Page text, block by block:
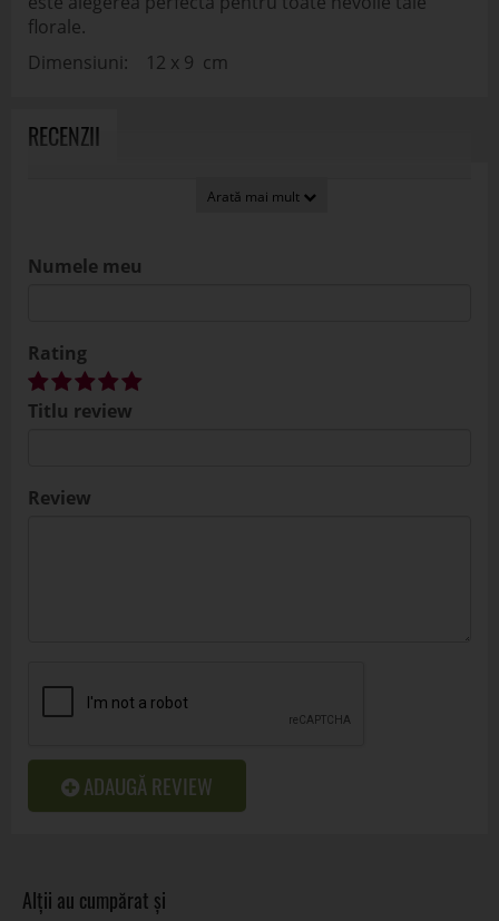
florale.
Dimensiuni: 12 x 9 cm
RECENZII
Numele meu
Rating
Titlu review
Review
ADAUGĂ REVIEW